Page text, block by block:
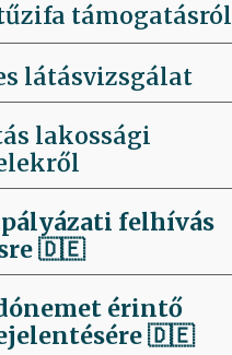
támogatásról
látásvizsgálat
lakossági
felhívás
🇩🇪
érintő
🇩🇪